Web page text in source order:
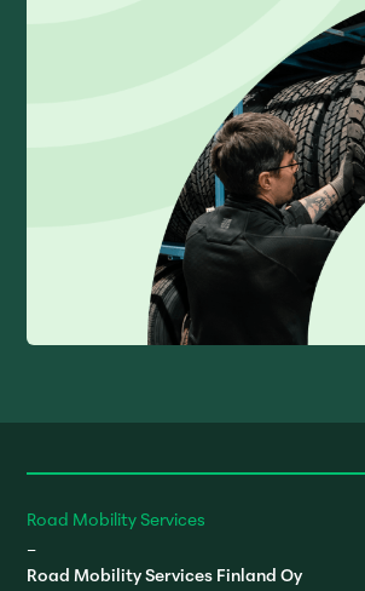
Road Mobility Services
–
Road Mobility Services Finland Oy